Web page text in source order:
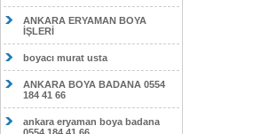
ANKARA ERYAMAN BOYA
İŞLERİ
boyacı murat usta
ANKARA BOYA BADANA 0554
184 41 66
ankara eryaman boya badana